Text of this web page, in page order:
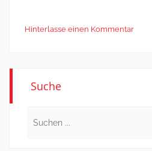
Hinterlasse einen Kommentar
Suche